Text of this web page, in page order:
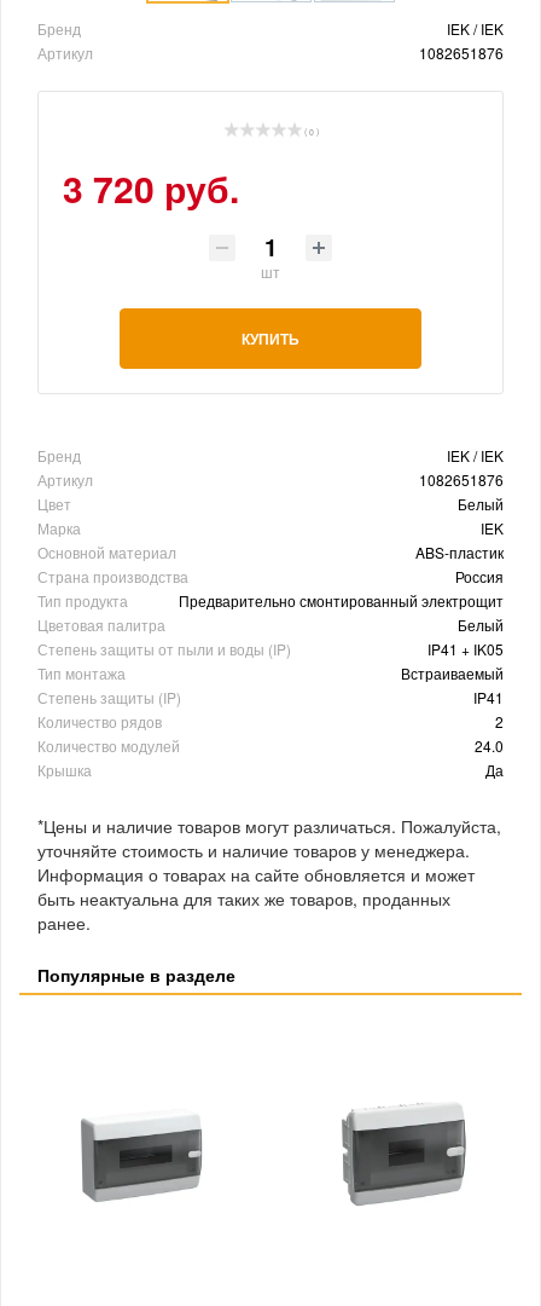
Бренд
IEK / IEK
Артикул
1082651876
( 0 )
3 720 руб.
шт
КУПИТЬ
Бренд
IEK / IEK
Артикул
1082651876
Цвет
Белый
Марка
IEK
Основной материал
ABS-пластик
Страна производства
Россия
Тип продукта
Предварительно смонтированный электрощит
Цветовая палитра
Белый
Степень защиты от пыли и воды (IP)
IP41 + IK05
Тип монтажа
Встраиваемый
Степень защиты (IP)
IP41
Количество рядов
2
Количество модулей
24.0
Крышка
Да
*Цены и наличие товаров могут различаться. Пожалуйста,
уточняйте стоимость и наличие товаров у менеджера.
Информация о товарах на сайте обновляется и может
быть неактуальна для таких же товаров, проданных
ранее.
Популярные в разделе